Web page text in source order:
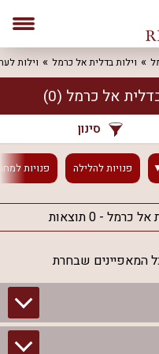
וילות בדלית אל כרמל וילות
אל כרמל (0)
סינון
פנויותלהלילה פנויות
- 0 תוצאות
המאפיינים שבחרת